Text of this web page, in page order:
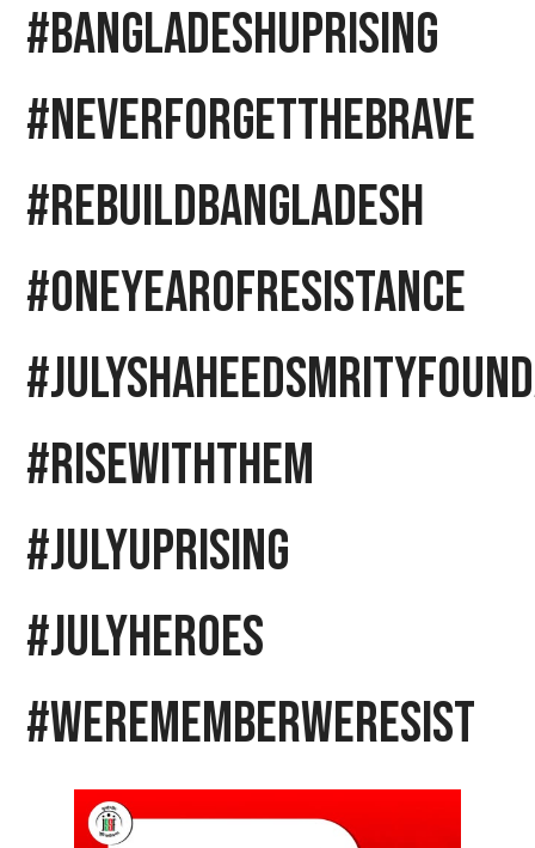
#BangladeshUprising
#NeverForgetTheBrave
#RebuildBangladesh
#OneYearOfResistance
#RiseWithThem
#JulyUprising
#JulyHeroes
#WeRememberWeResist